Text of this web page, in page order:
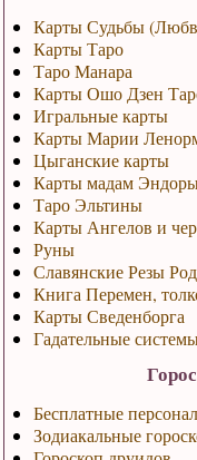
Карты Судьбы
Карты Таро
Таро Манара
Карты Ошо Дзен
Игральные карты
Карты Марии
Цыганские карты
Карты мадам
Таро Эльтины
Карты Ангелов и
Руны
Славянские Резы
Книга Перемен,
Карты Сведенборга
Гадательные
Бесплатные
Зодиакальные